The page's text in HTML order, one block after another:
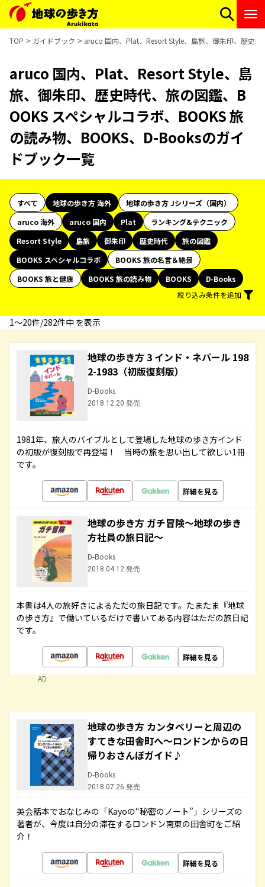
TOP ガイドブック aruco 国内、Plat、Resort Style、島旅、御朱印、歴史
aruco 国内、Plat、Resort Style、島
旅、御朱印、歴史時代、旅の図鑑、B
OOKS スペシャルコラボ、BOOKS 旅
の読み物、BOOKS、D-Booksのガイ
ドブック一覧
すべて 地球の歩き方 海外
地球の歩き方 Jシリーズ（国内）
aruco 海外
aruco 国内 Plat
ランキング&テクニック
Resort Style
島旅 御朱印 歴史時代
旅の図鑑
BOOKS スペシャルコラボ
BOOKS 旅の名言＆絶景
BOOKS 旅と健康
BOOKS 旅の読み物 BOOKS
D-Books
絞り込み条件を追加
1〜20件/282件中 を表示
地球の歩き方 3 インド・ネパール 198
2-1983（初版復刻版）
D-Books
2018.12.20 発売
1981年、旅人のバイブルとして登場した地球の歩き方インド
の初版が復刻版で再登場！ 当時の旅を思い出して欲しい1冊
です。
詳細を見る
地球の歩き方 ガチ冒険～地球の歩き
方社員の旅日記～
D-Books
2018.04.12 発売
本書は4人の旅好きによるただの旅日記です。たまたま『地球
の歩き方』で働いているだけで書いてある内容はただの旅日記
です。
詳細を見る
AD
地球の歩き方 カンタベリーと周辺の
すてきな田舎町へ～ロンドンからの日
帰りおさんぽガイド♪
D-Books
2018.07.26 発売
英会話本でおなじみの「Kayoの“秘密のノート”」シリーズの
著者が、今度は自分の滞在するロンドン南東の田舎町をご紹
介！
詳細を見る